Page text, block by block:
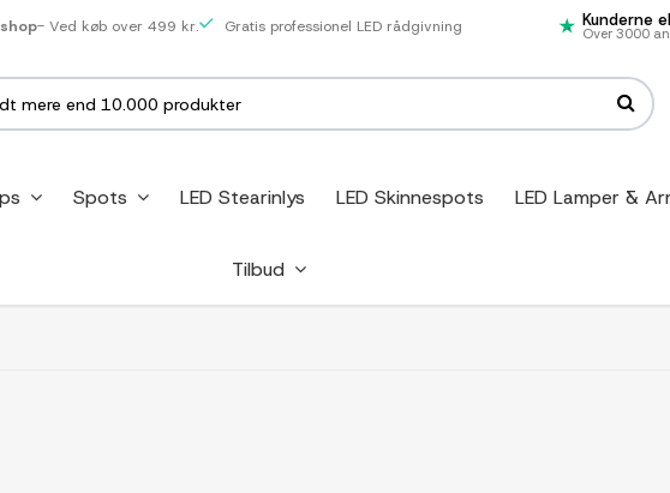
- Ved køb over 499 kr. Gratis professionel LED rådgivning Kunderne
Over 3000
Spots LED Stearinlys LED Skinnespots LED Lamper &
Tilbud